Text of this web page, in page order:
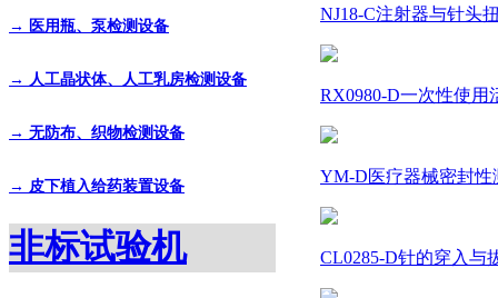
→ 医用瓶、泵检测设备
→ 人工晶状体、人工乳房检测设备
→ 无防布、织物检测设备
→ 皮下植入给药装置设备
非标试验机
NJ18-C注射器与针头
RX0980-D一次性使用
YM-D医疗器械密封性
CL0285-D针的穿入与